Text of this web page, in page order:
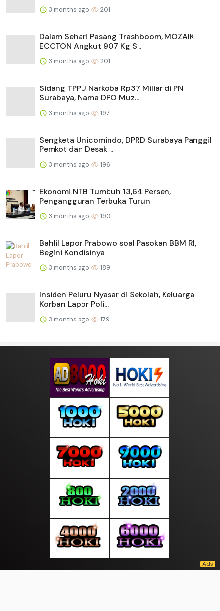
3 months ago 201
Dalam Sehari Pasang Trashboom, MOZAIK
ECOTON Angkut 907 Kg S...
3 months ago 201
Sidang TPPU Narkoba Rp37 Miliar di PN
Surabaya, Nama DPO Muz...
3 months ago 197
Sengketa Unicomindo, DPRD Surabaya Panggil
Pemkot dan Desak ...
3 months ago 196
Ekonomi NTB Tumbuh 13,64 Persen,
Pengangguran Terbuka Turun
3 months ago 190
Bahlil Lapor Prabowo soal Pasokan BBM RI,
Begini Kondisinya
3 months ago 189
Insiden Peluru Nyasar di Sekolah, Keluarga
Korban Lapor Poli...
3 months ago 179